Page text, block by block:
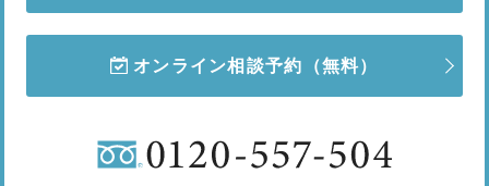
オンライン相談予約 （無料）